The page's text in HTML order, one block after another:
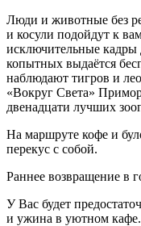
Люди и животные без
и косули подойдут к
исключительные кадры
копытных выдаётся
наблюдают тигров и
«Вокруг Света»
двенадцати лучших
На маршруте кофе и
перекус с собой.
Раннее возвращение в
У Вас будет
и ужина в уютном кафе.